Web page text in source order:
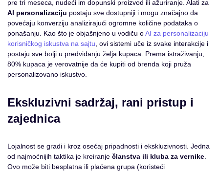
pre tri meseca, nudeći im dopunski proizvod ili ažuriranje. Alati za
AI personalizaciju postaju sve dostupniji i mogu značajno da
povećaju konverziju analizirajući ogromne količine podataka o
ponašanju. Kao što je objašnjeno u vodiču oAI za personalizaciju
korisničkog iskustva na sajtu , ovi sistemi uče iz svake interakcije i
postaju sve bolji u predviđanju želja kupaca. Prema istraživanju,
80% kupaca je verovatnije da će kupiti od brenda koji pruža
personalizovano iskustvo.
Ekskluzivni sadržaj, rani pristup i
zajednica
Lojalnost se gradi i kroz osećaj pripadnosti i ekskluzivnosti. Jedna
od najmoćnijih taktika je kreiranje članstva ili kluba za vernike
Ovo može biti besplatna ili plaćena grupa (koristeći